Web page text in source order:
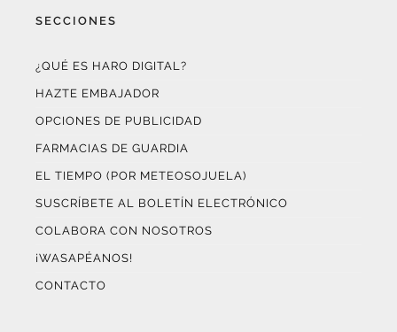
SECCIONES
¿QUÉ ES HARO DIGITAL?
HAZTE EMBAJADOR
OPCIONES DE PUBLICIDAD
FARMACIAS DE GUARDIA
EL TIEMPO (POR METEOSOJUELA)
SUSCRÍBETE AL BOLETÍN ELECTRÓNICO
COLABORA CON NOSOTROS
¡WASAPÉANOS!
CONTACTO